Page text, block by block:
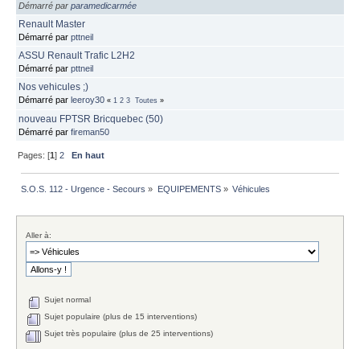
Démarré par paramedicarmée
Renault Master
Démarré par pttneil
ASSU Renault Trafic L2H2
Démarré par pttneil
Nos vehicules ;)
Démarré par leeroy30 « 1 2 3 Toutes »
nouveau FPTSR Bricquebec (50)
Démarré par fireman50
Pages: [1]2 En haut
S.O.S. 112 - Urgence - Secours » EQUIPEMENTS» Véhicules
Aller à:
Sujet normal
Sujet populaire (plus de 15 interventions)
Sujet très populaire (plus de 25 interventions)